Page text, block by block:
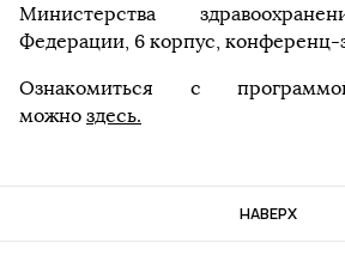
Министерства
Федерации, 6 корпус, конференц-
Ознакомиться с
можно здесь.
НАВЕРХ